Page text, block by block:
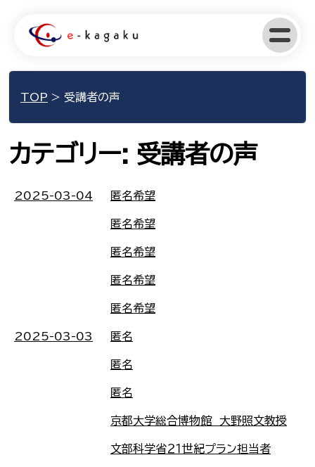
TOP > 受講者の声
カテゴリー: 受講者の声
2025-03-04 匿名希望
匿名希望
匿名希望
匿名希望
匿名希望
2025-03-03 匿名
匿名
匿名
京都大学総合博物館 大野照文教授
文部科学省２１世紀プラン担当者